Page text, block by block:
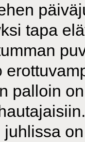
tapa
palloin